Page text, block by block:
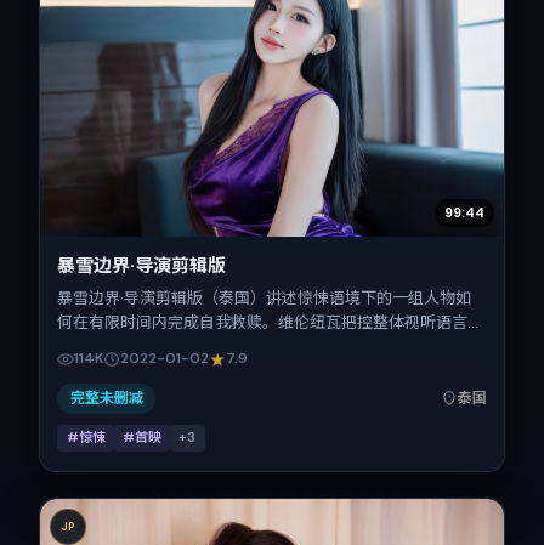
99:44
暴雪边界·导演剪辑版
暴雪边界·导演剪辑版（泰国）讲述惊悚语境下的一组人物如
何在有限时间内完成自我救赎。维伦纽瓦把控整体视听语言，
定于 2022-01-02 起陆续登陆院线与网络平台，春节档前后
公映，片长176分钟。
114K 2022-01-02 7.9
完整未删减 泰国
#惊悚 #首映 +3
JP